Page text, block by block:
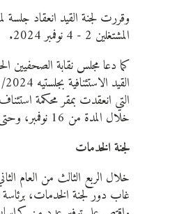
وقررت لجنة القيد انعقاد جلسة
المشتغلين 2 - 4 نوفمبر 2024.
كما دعا مجلس نقابة الصحفيين
التي انعقدت بمقر محكمة
خلال المدة من 16 نوفمبر، وحتى 30 نوفمبر 2024 لفحصها.
لجنة الخدمات
خلال الربع الثالث من العام
غاب دور لجنة الخدمات،